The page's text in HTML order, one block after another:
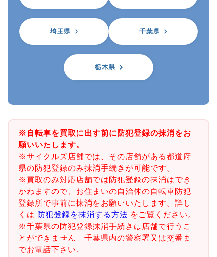
埼玉県 千葉県
栃木県
※自転車を買取に出す前に防犯登録の抹消をお
願いいたします。
※サイクルズ店舗では、その店舗がある都道府
県の防犯登録のみ抹消手続きが可能です。
※買取のみ対応店舗では防犯登録の抹消はでき
かねますので、お住まいの自治体の自転車防犯
登録所で事前に抹消をお願いいたします。詳し
くは 防犯登録を抹消する方法 をご覧ください。
※千葉県の防犯登録抹消手続きは店舗で行うこ
とができません。千葉県内の警察署又は交番ま
でお電話下さい。